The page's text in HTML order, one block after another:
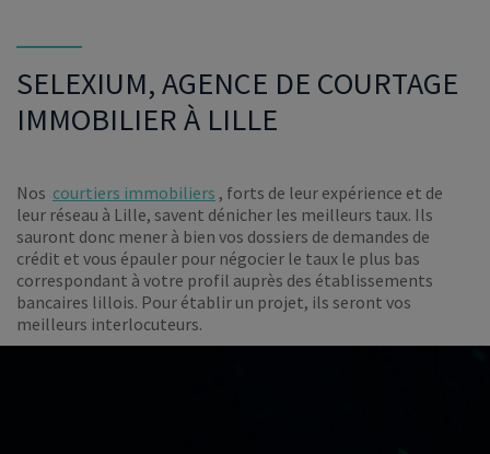
SELEXIUM, AGENCE DE COURTAGE
IMMOBILIER À LILLE
Nos courtiers immobiliers , forts de leur expérience et de
leur réseau à Lille, savent dénicher les meilleurs taux. Ils
sauront donc mener à bien vos dossiers de demandes de
crédit et vous épauler pour négocier le taux le plus bas
correspondant à votre profil auprès des établissements
bancaires lillois. Pour établir un projet, ils seront vos
meilleurs interlocuteurs.